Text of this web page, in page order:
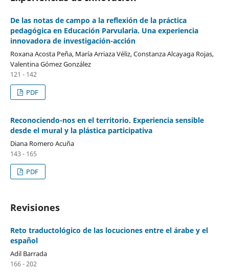
De las notas de campo a la reflexión de la práctica
pedagógica en Educación Parvularia. Una experiencia
innovadora de investigación-acción
Roxana Acosta Peña, María Arriaza Véliz, Constanza Alcayaga Rojas,
Valentina Gómez González
121 - 142
PDF
Reconociendo-nos en el territorio. Experiencia sensible
desde el mural y la plástica participativa
Diana Romero Acuña
143 - 165
PDF
Revisiones
Reto traductológico de las locuciones entre el árabe y el
español
Adil Barrada
166 - 202